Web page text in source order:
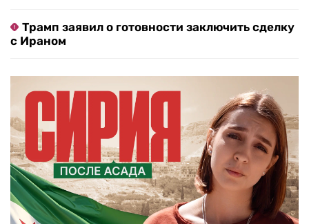
Трамп заявил о готовности заключить сделку
с Ираном